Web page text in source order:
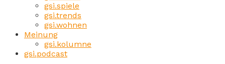
gsi.spiele
gsi.trends
gsi.wohnen
Meinung
gsi.kolumne
gsi.podcast